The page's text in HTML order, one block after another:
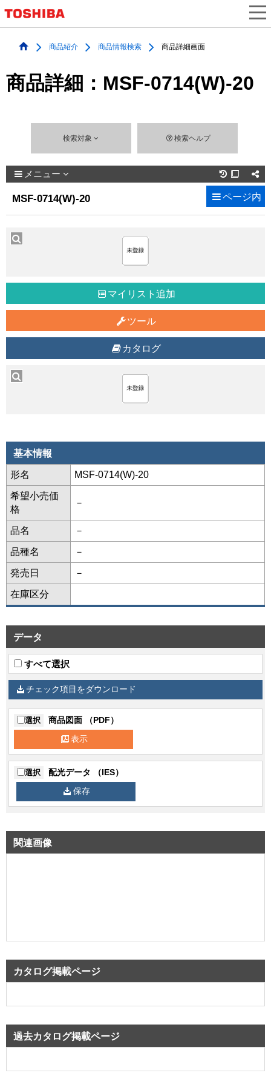
商品紹介 商品情報検索 商品詳細画面
商品詳細：MSF-0714(W)-20
検索対象 検索ヘルプ
メニュー 
MSF-0714(W)-20 ページ内
マイリスト追加
ツール
カタログ
基本情報
形名 MSF-0714(W)-20
希望小売価
格
－
品名 －
品種名 －
発売日 －
在庫区分
データ
すべて選択
チェック項目をダウンロード
選択 商品図面 （PDF）
表示
選択 配光データ （IES）
保存
関連画像
カタログ掲載ページ
過去カタログ掲載ページ